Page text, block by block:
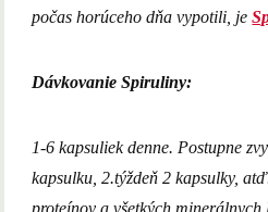
počas horúceho dňa vypotili, je
Dávkovanie Spiruliny:
1-6 kapsuliek denne. Postupne
kapsulku, 2.týždeň 2 kapsulky,
proteínov a všetkých